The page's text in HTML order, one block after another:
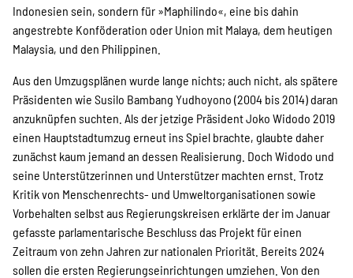
Indonesien sein, sondern für »Maphilindo«, eine bis ­dahin
angestrebte Konföderation oder Union mit Malaya, dem heutigen
Malaysia, und den Philippinen.
Aus den Umzugsplänen wurde lange nichts; auch nicht, als spätere
Präsidenten wie Susilo Bambang Yudhoyono (2004 bis 2014) daran
anzuknüpfen suchten. Als der jetzige Präsident Joko Widodo 2019
einen Hauptstadtumzug erneut ins Spiel brachte, glaubte daher
zunächst kaum jemand an dessen Realisierung. Doch Widodo und
seine Unterstützerinnen und Unterstützer machten ernst. Trotz
Kritik von Menschenrechts- und Umweltorganisationen sowie
Vorbehalten selbst aus Regierungskreisen erklärte der im Januar
gefasste parlamentarische Beschluss das Projekt für einen
Zeitraum von zehn Jahren zur nationalen Priorität. Bereits 2024
sollen die ersten Regierungseinrichtungen umziehen. Von den